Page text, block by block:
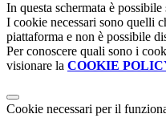
In questa schermata è
I cookie necessari sono quelli
piattaforma e non è possibile
Per conoscere quali sono i
visionare la COOKIE
Cookie necessari per il